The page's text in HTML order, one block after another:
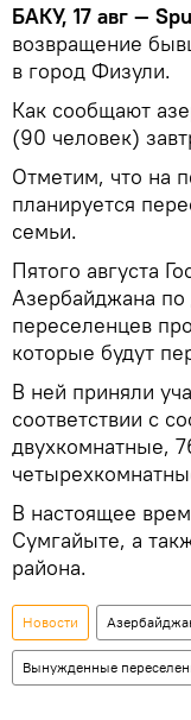
БАКУ, 17 авг —
возвращение
в город Физули.
Как сообщают
(90 человек)
Отметим, что на
планируется
семьи.
Пятого августа
Азербайджана
переселенцев
которые будут
В ней приняли
соответствии с
двухкомнатные,
В настоящее
Сумгайыте, а
района.
Новости
Вынужденные